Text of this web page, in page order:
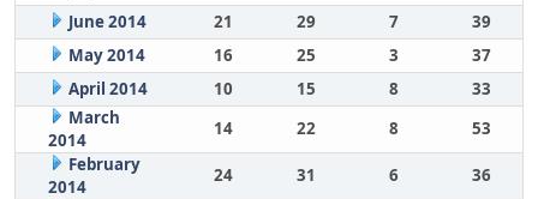
June 2014
21 29 7
39
May 2014
16 25 3
37
April 2014
10 15 8
33
March
2014
14 22 8
53
February
2014
24 31 6
36